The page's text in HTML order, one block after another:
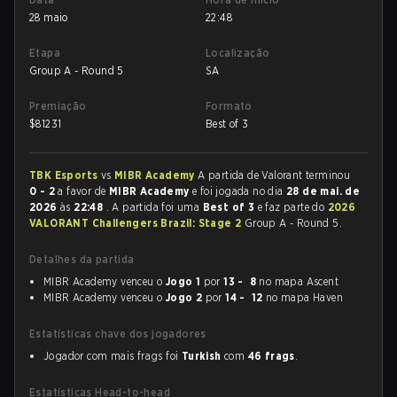
28 maio
22:48
Etapa
Group A - Round 5
Localização
SA
Premiação
$81231
Formato
Best of 3
TBK Esports vs MIBR AcademyA partida de Valorant terminou
0 - 2 a favor de MIBR Academye foi jogada no dia 28 de mai. de
2026 às 22:48 . A partida foi uma Best of 3 e faz parte do 2026
VALORANT Challengers Brazil: Stage 2 Group A - Round 5.
Detalhes da partida
MIBR Academy venceu o Jogo 1 por13 - 8 no mapa Ascent
MIBR Academy venceu o Jogo 2 por14 - 12 no mapa Haven
Estatísticas chave dos jogadores
Jogador com mais frags foi Turkish com 46 frags.
Estatísticas Head-to-head